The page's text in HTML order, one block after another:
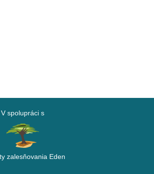
V spolupráci s
zalesňovania Eden